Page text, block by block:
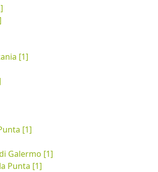
[1]
[1]
Galermo [1]
Punta [1]